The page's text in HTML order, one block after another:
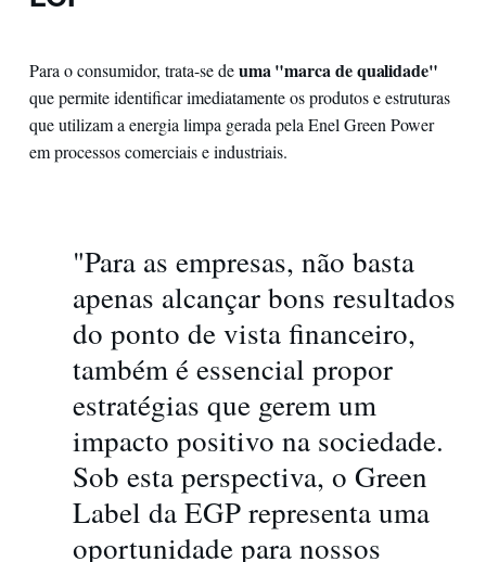
Para o consumidor, trata-se deuma "marca de qualidade"
que permite identificar imediatamente os produtos e estruturas
que utilizam a energia limpa gerada pela Enel Green Power
em processos comerciais e industriais.
"Para as empresas, não basta
apenas alcançar bons resultados
do ponto de vista financeiro,
também é essencial propor
estratégias que gerem um
impacto positivo na sociedade.
Sob esta perspectiva, o Green
Label da EGP representa uma
oportunidade para nossos